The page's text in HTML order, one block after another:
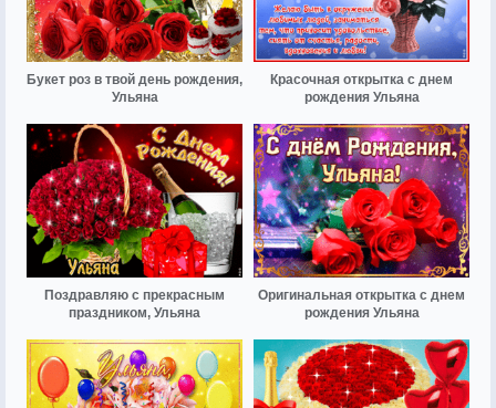
Букет роз в твой день рождения,
Ульяна
Красочная открытка с днем
рождения Ульяна
Поздравляю с прекрасным
праздником, Ульяна
Оригинальная открытка с днем
рождения Ульяна